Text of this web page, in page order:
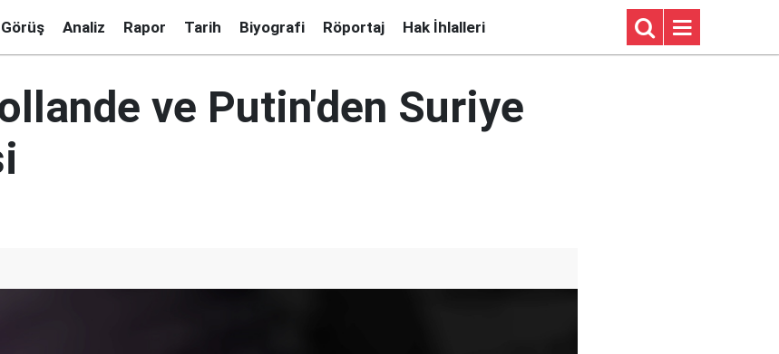
Görüş Analiz Rapor Tarih Biyografi Röportaj Hak İhlalleri
ve Putin'den Suriye